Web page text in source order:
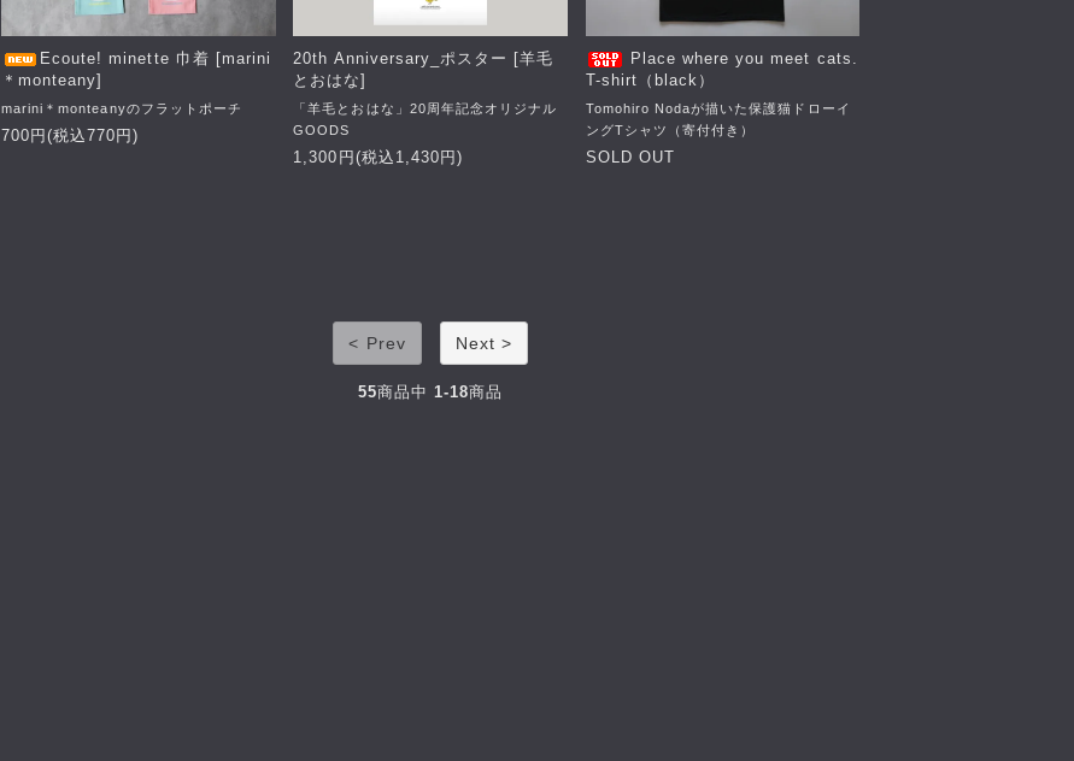
Ecoute! minette 巾着 [marini
＊monteany]
marini＊monteanyのフラットポーチ
700円(税込770円)
20th Anniversary_ポスター [羊毛
とおはな]
「羊毛とおはな」20周年記念オリジナル
GOODS
1,300円(税込1,430円)
Place where you meet cats.
T-shirt（black）
Tomohiro Nodaが描いた保護猫ドローイ
ングTシャツ（寄付付き）
SOLD OUT
< Prev Next >
55商品中 1-18商品